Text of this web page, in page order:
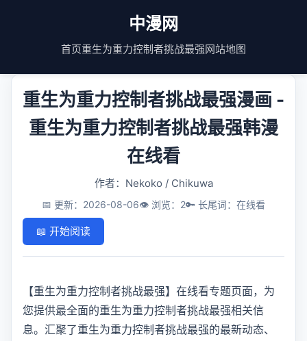
中漫网
首页重生为重力控制者挑战最强网站地图
重生为重力控制者挑战最强漫画 -
重生为重力控制者挑战最强韩漫
在线看
作者：Nekoko / Chikuwa
📅 更新：2026-08-06👁️ 浏览：2🔑 长尾词：在线看
📖 开始阅读
【重生为重力控制者挑战最强】在线看专题页面，为
您提供最全面的重生为重力控制者挑战最强相关信
息。汇聚了重生为重力控制者挑战最强的最新动态、